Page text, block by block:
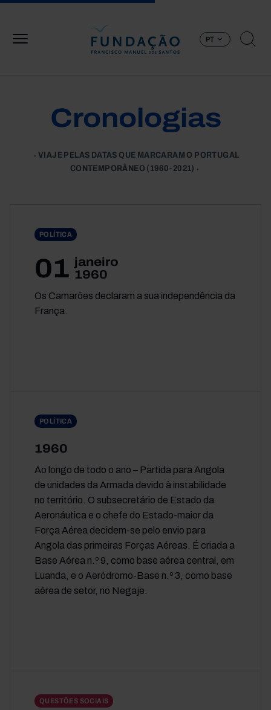
PT
Cronologias
VIAJE PELAS DATAS QUE MARCARAM O PORTUGAL
CONTEMPORÂNEO (1960-2021)
POLÍTICA
01 janeiro
1960
Os Camarões declaram a sua independência da
França.
POLÍTICA
1960
Ao longo de todo o ano – Partida para Angola
de unidades da Armada devido à instabilidade
no território. O subsecretário de Estado da
Aeronáutica e o chefe do Estado-maior da
Força Aérea decidem-se pelo envio para
Angola das primeiras Forças Aéreas. É criada a
Base Aérea n.º 9, como base aérea central, em
Luanda, e o Aeródromo-Base n.º 3, como base
aérea de setor, no Negaje.
QUESTÕES SOCIAIS